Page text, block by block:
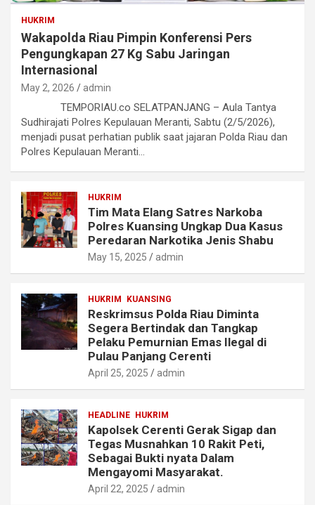
HUKRIM
Wakapolda Riau Pimpin Konferensi Pers
Pengungkapan 27 Kg Sabu Jaringan
Internasional
May 2, 2026 admin
TEMPORIAU.co SELATPANJANG – Aula Tantya
Sudhirajati Polres Kepulauan Meranti, Sabtu (2/5/2026),
menjadi pusat perhatian publik saat jajaran Polda Riau dan
Polres Kepulauan Meranti…
HUKRIM
Tim Mata Elang Satres Narkoba
Polres Kuansing Ungkap Dua Kasus
Peredaran Narkotika Jenis Shabu
May 15, 2025 admin
HUKRIM KUANSING
Reskrimsus Polda Riau Diminta
Segera Bertindak dan Tangkap
Pelaku Pemurnian Emas Ilegal di
Pulau Panjang Cerenti
April 25, 2025 admin
HEADLINE HUKRIM
Kapolsek Cerenti Gerak Sigap dan
Tegas Musnahkan 10 Rakit Peti,
Sebagai Bukti nyata Dalam
Mengayomi Masyarakat.
April 22, 2025 admin